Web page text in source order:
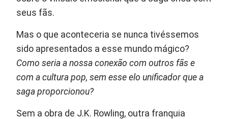
seus fãs.
Mas o que aconteceria se nunca tivéssemos
sido apresentados a esse mundo mágico?
Como seria a nossa conexão com outros fãs e
com a cultura pop, sem esse elo unificador que a
saga proporcionou?
Sem a obra de J.K. Rowling, outra franquia